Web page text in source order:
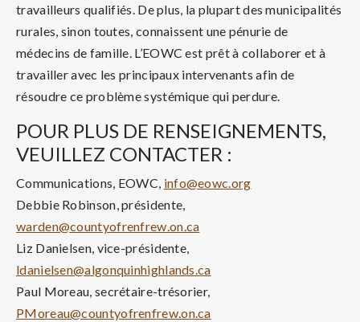
travailleurs qualifiés. De plus, la plupart des municipalités
rurales, sinon toutes, connaissent une pénurie de
médecins de famille. L’EOWC est prêt à collaborer et à
travailler avec les principaux intervenants afin de
résoudre ce problème systémique qui perdure.
POUR PLUS DE RENSEIGNEMENTS,
VEUILLEZ CONTACTER :
Communications, EOWC, info@eowc.org
Debbie Robinson, présidente,
warden@countyofrenfrew.on.ca
Liz Danielsen, vice-présidente,
ldanielsen@algonquinhighlands.ca
Paul Moreau, secrétaire-trésorier,
PMoreau@countyofrenfrew.on.ca